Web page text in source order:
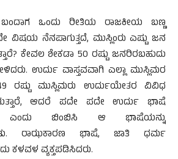
ಒಂದು ರೀತಿಯ ರಾಜಕೀಯ ಬಣ್ಣ
ವಿಷಯ ನೆನಪಾಗುತ್ತದೆ, ಮುಸ್ಲಿಂರು ಎಷ್ಟು ಜನ
ಕೇವಲ ಶೇಕಡಾ 50 ರಷ್ಟು ಜನರಿರಬಹುದು
ಉರ್ದು ವಾಸ್ತವವಾಗಿ ಎಲ್ಲಾ ಮುಸ್ಲಿಮರ
ರಷ್ಟು ಮುಸ್ಲಿಮರು ಉರ್ದುಯೇತರ ವಿವಿಧ
ಆದರೆ ಪದೇ ಪದೇ ಉರ್ದು ಭಾಷೆ
ಎಂದು ಬಿಂಬಿಸಿ ಆ ಭಾಷೆಯನ್ನು
ರಾಝಕಾರಣ ಭಾಷೆ, ಜಾತಿ ಧರ್ಮ
ಕಳವಳ ವ್ಯಕ್ತಪಡಿಸಿದರು.